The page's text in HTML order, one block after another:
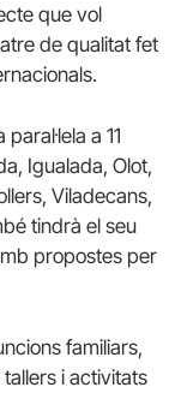
que vol
de qualitat fet
a 11
Igualada, Olot,
Viladecans,
tindrà el seu
propostes per
familiars,
i activitats